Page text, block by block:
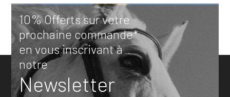
10% Offerts sur votre
prochaine commande*
en vous inscrivant à
notre
Newsletter